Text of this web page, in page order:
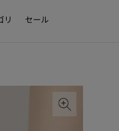
リ セール